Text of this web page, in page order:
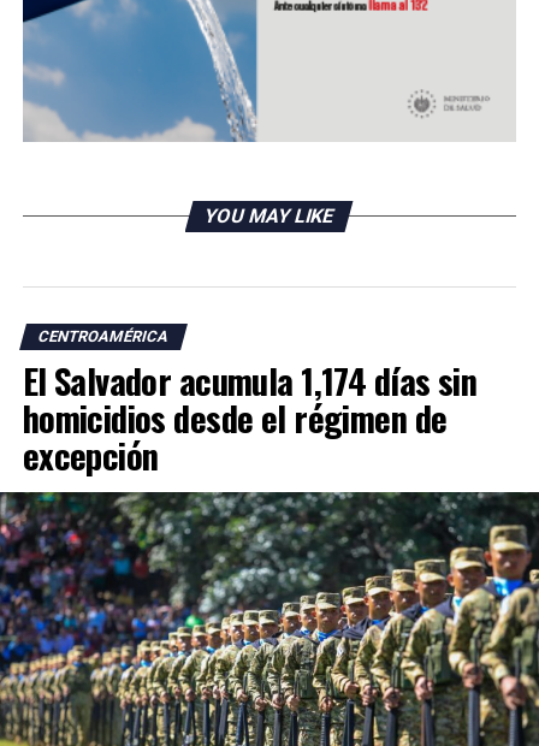
YOU MAY LIKE
CENTROAMÉRICA
El Salvador acumula 1,174 días sin
homicidios desde el régimen de
excepción